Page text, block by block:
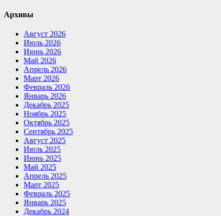
Архивы
Август 2026
Июль 2026
Июнь 2026
Май 2026
Апрель 2026
Март 2026
Февраль 2026
Январь 2026
Декабрь 2025
Ноябрь 2025
Октябрь 2025
Сентябрь 2025
Август 2025
Июль 2025
Июнь 2025
Май 2025
Апрель 2025
Март 2025
Февраль 2025
Январь 2025
Декабрь 2024